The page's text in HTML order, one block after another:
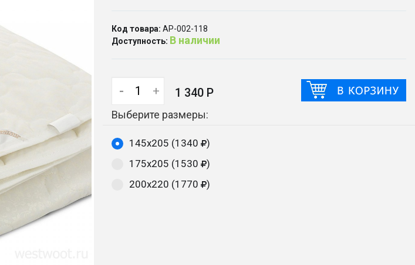
Код товара: АР-002-118
Доступность: В наличии
- + 1 340 Р
Выберите размеры:
145х205 (1340
)
175х205 (1530
)
200х220 (1770
)